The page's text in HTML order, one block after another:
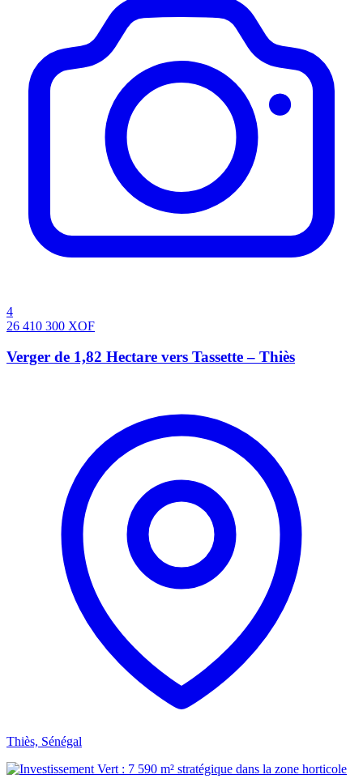
4
26 410 300 XOF
Verger de 1,82 Hectare vers Tassette – Thiès
Thiès, Sénégal